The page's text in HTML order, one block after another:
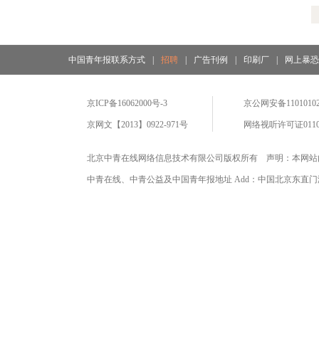
中国青年报联系方式 招聘 广告刊例 印刷厂 网上暴
京ICP备16062000号-3
京网文【2013】0922-971号
京公网安备
网络视听许可证
北京中青在线网络信息技术有限公司版权所有 声明：本网
中青在线、中青公益及中国青年报地址 Add：中国北京东直门